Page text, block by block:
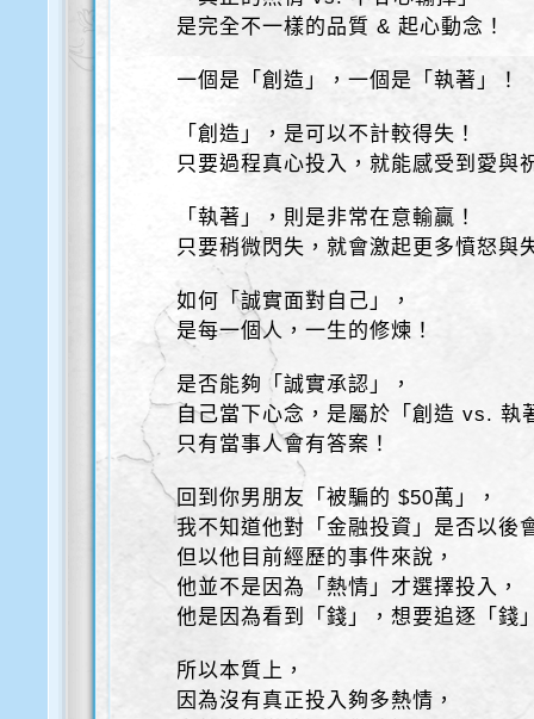
是完全不一樣的品質 & 起心動念！
一個是「創造」，一個是「執著」！
「創造」，是可以不計較得失！
只要過程真心投入，就能感受到愛與
「執著」，則是非常在意輸贏！
只要稍微閃失，就會激起更多憤怒與
如何「誠實面對自己」，
是每一個人，一生的修煉！
是否能夠「誠實承認」，
自己當下心念，是屬於「創造 vs. 執
只有當事人會有答案！
回到你男朋友「被騙的 $50萬」，
我不知道他對「金融投資」是否以後
但以他目前經歷的事件來說，
他並不是因為「熱情」才選擇投入，
他是因為看到「錢」，想要追逐「錢
所以本質上，
因為沒有真正投入夠多熱情，